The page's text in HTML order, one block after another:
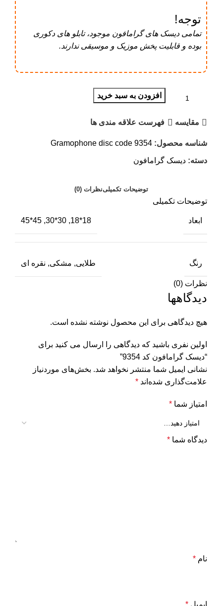
توجه!
تمامی دیسک های گرامافون موجود، تابلو های دکوری
بوده و قابلیت پخش موزیک و موسیقی ندارند.
افزودن به سبد خرید
مقایسه فهرست علاقه مندی ها
شناسه محصول: Gramophone disc code 9354
دسته: دیسک گرامافون
توضیحات تکمیلینظرات (0)
توضیحات تکمیلی
ابعاد 18*18, 30*30, 45*45
رنگ طلایی, مشکی, نقره ای
نظرات (0)
دیدگاهها
هیچ دیدگاهی برای این محصول نوشته نشده است.
اولین نفری باشید که دیدگاهی را ارسال می کنید برای
“دیسک گرامافون کد 9354”
نشانی ایمیل شما منتشر نخواهد شد. بخش‌های موردنیاز
علامت‌گذاری شده‌اند *
امتیاز شما *
دیدگاه شما *
نام *
ایمیل *